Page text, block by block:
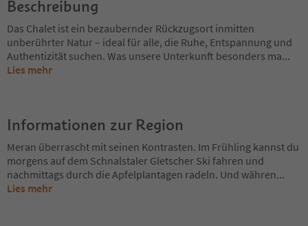
Beschreibung
Das Chalet ist ein bezaubernder Rückzugsort inmitten
unberührter Natur – ideal für alle, die Ruhe, Entspannung und
Authentizität suchen. Was unsere Unterkunft besonders ma...
Lies mehr
Informationen zur Region
Meran überrascht mit seinen Kontrasten. Im Frühling kannst du
morgens auf dem Schnalstaler Gletscher Ski fahren und
nachmittags durch die Apfelplantagen radeln. Und währen...
Lies mehr